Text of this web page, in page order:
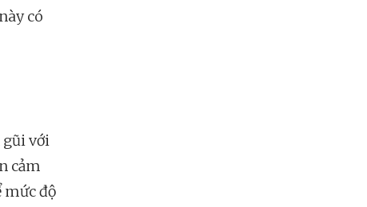
có
gũi với
cảm
mức độ